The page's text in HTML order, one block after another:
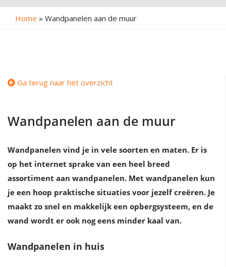
Home » Wandpanelen aan de muur
Ga terug naar het overzicht
Wandpanelen aan de muur
Wandpanelen vind je in vele soorten en maten. Er is
op het internet sprake van een heel breed
assortiment aan wandpanelen. Met wandpanelen kun
je een hoop praktische situaties voor jezelf creëren. Je
maakt zo snel en makkelijk een opbergsysteem, en de
wand wordt er ook nog eens minder kaal van.
Wandpanelen in huis